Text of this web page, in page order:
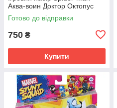
Аква-воин Доктор Октопус
Готово до відправки
750 ₴
Купити